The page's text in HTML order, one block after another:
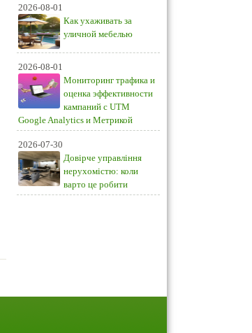
2026-08-01
Как ухаживать за
уличной мебелью
2026-08-01
Мониторинг трафика и
оценка эффективности
кампаний с UTM
Google Analytics и Метрикой
2026-07-30
Довірче управління
нерухомістю: коли
варто це робити